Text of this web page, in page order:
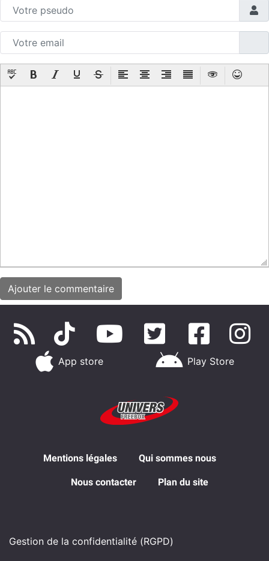
App store Play Store
Mentions légales Qui sommes nous
Nous contacter Plan du site
Gestion de la confidentialité (RGPD)